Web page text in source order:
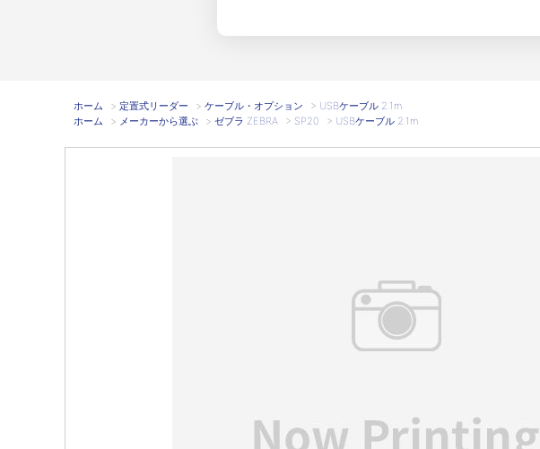
ホーム > 定置式リーダー > ケーブル・オプション > USBケーブル 2.1m
ホーム
> メーカーから選ぶ > ゼブラ ZEBRA > SP20 > USBケーブル 2.1m